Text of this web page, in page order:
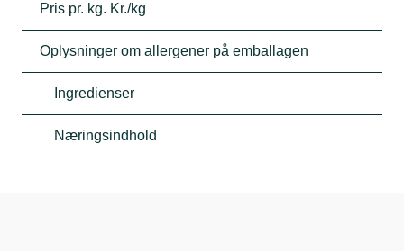
Pris pr. kg. Kr./kg
Oplysninger om allergener på emballagen
Ingredienser
Næringsindhold